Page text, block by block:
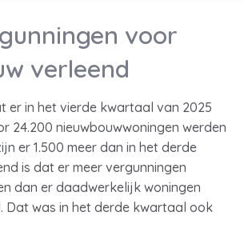
voor
verleend
er in het vierde kwartaal van 2025
24.200 nieuwbouwwoningen werden
er 1.500 meer dan in het derde
is dat er meer vergunningen
dan er daadwerkelijk woningen
Dat was in het derde kwartaal ook